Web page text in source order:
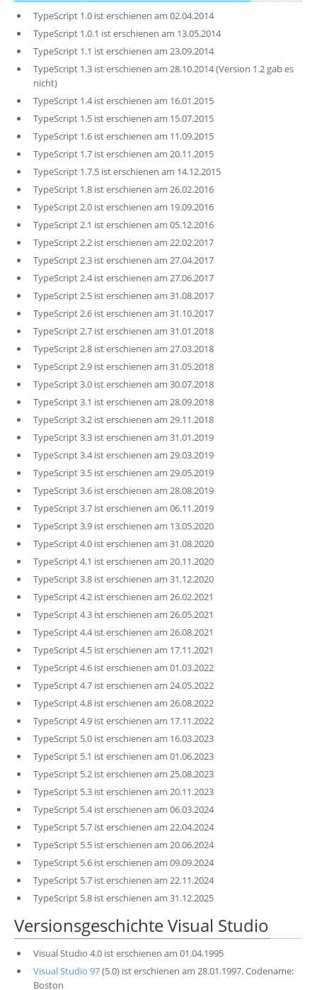
TypeScript 1.0 ist erschienen am 02.04.2014
TypeScript 1.0.1 ist erschienen am 13.05.2014
TypeScript 1.1 ist erschienen am 23.09.2014
TypeScript 1.3 ist erschienen am 28.10.2014 (Version 1.2 gab es
nicht)
TypeScript 1.4 ist erschienen am 16.01.2015
TypeScript 1.5 ist erschienen am 15.07.2015
TypeScript 1.6 ist erschienen am 11.09.2015
TypeScript 1.7 ist erschienen am 20.11.2015
TypeScript 1.7.5 ist erschienen am 14.12.2015
TypeScript 1.8 ist erschienen am 26.02.2016
TypeScript 2.0 ist erschienen am 19.09.2016
TypeScript 2.1 ist erschienen am 05.12.2016
TypeScript 2.2 ist erschienen am 22.02.2017
TypeScript 2.3 ist erschienen am 27.04.2017
TypeScript 2.4 ist erschienen am 27.06.2017
TypeScript 2.5 ist erschienen am 31.08.2017
TypeScript 2.6 ist erschienen am 31.10.2017
TypeScript 2.7 ist erschienen am 31.01.2018
TypeScript 2.8 ist erschienen am 27.03.2018
TypeScript 2.9 ist erschienen am 31.05.2018
TypeScript 3.0 ist erschienen am 30.07.2018
TypeScript 3.1 ist erschienen am 28.09.2018
TypeScript 3.2 ist erschienen am 29.11.2018
TypeScript 3.3 ist erschienen am 31.01.2019
TypeScript 3.4 ist erschienen am 29.03.2019
TypeScript 3.5 ist erschienen am 29.05.2019
TypeScript 3.6 ist erschienen am 28.08.2019
TypeScript 3.7 ist erschienen am 06.11.2019
TypeScript 3.9 ist erschienen am 13.05.2020
TypeScript 4.0 ist erschienen am 31.08.2020
TypeScript 4.1 ist erschienen am 20.11.2020
TypeScript 3.8 ist erschienen am 31.12.2020
TypeScript 4.2 ist erschienen am 26.02.2021
TypeScript 4.3 ist erschienen am 26.05.2021
TypeScript 4.4 ist erschienen am 26.08.2021
TypeScript 4.5 ist erschienen am 17.11.2021
TypeScript 4.6 ist erschienen am 01.03.2022
TypeScript 4.7 ist erschienen am 24.05.2022
TypeScript 4.8 ist erschienen am 26.08.2022
TypeScript 4.9 ist erschienen am 17.11.2022
TypeScript 5.0 ist erschienen am 16.03.2023
TypeScript 5.1 ist erschienen am 01.06.2023
TypeScript 5.2 ist erschienen am 25.08.2023
TypeScript 5.3 ist erschienen am 20.11.2023
TypeScript 5.4 ist erschienen am 06.03.2024
TypeScript 5.7 ist erschienen am 22.04.2024
TypeScript 5.5 ist erschienen am 20.06.2024
TypeScript 5.6 ist erschienen am 09.09.2024
TypeScript 5.7 ist erschienen am 22.11.2024
TypeScript 5.8 ist erschienen am 31.12.2025
Versionsgeschichte Visual Studio
Visual Studio 4.0 ist erschienen am 01.04.1995
Visual Studio 97(5.0) ist erschienen am 28.01.1997. Codename:
Boston